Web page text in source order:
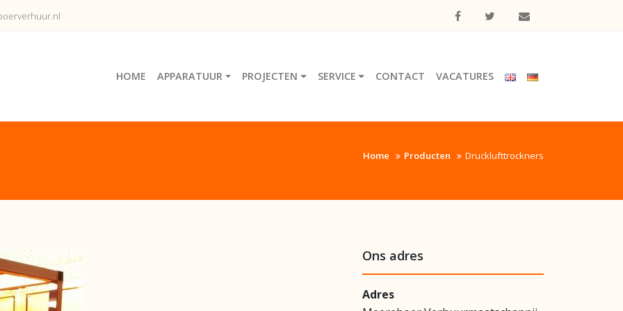
HOME APPARATUUR PROJECTEN SERVICE CONTACT VACATURES
Home Producten Drucklufttrockners
Ons adres
Adres